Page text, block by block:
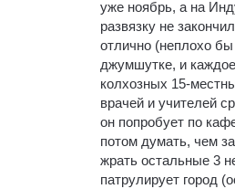
уже ноябрь, а на
развязку не
отлично (неплохо
джумшутке, и
колхозных 15-
врачей и учителей
он попробует по
потом думать, чем
жрать остальные 3
патрулирует город